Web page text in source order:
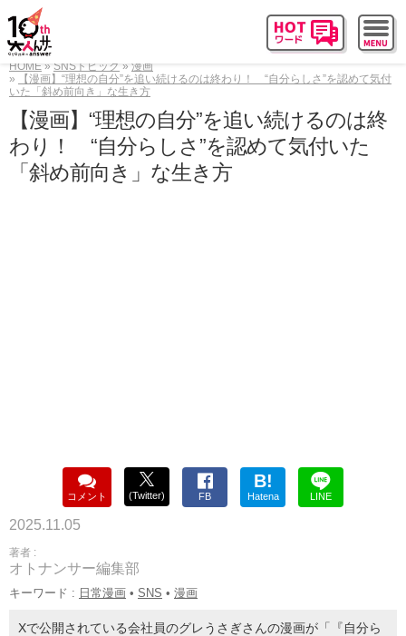
HOME SNSトピック
漫画
【漫画】“理想の自分”を追い続けるのは終わり！ “自分らしさ”を認めて気付
いた「斜め前向き」な生き方
【漫画】“理想の自分”を追い続けるのは終
わり！ “自分らしさ”を認めて気付いた
「斜め前向き」な生き方
コメント (Twitter) FB
B!
Hatena LINE
2025.11.05
著者 :
オトナンサー編集部
キーワード : 日常漫画 • SNS • 漫画
Xで公開されている会社員のグレうさぎさんの漫画が「『自分ら